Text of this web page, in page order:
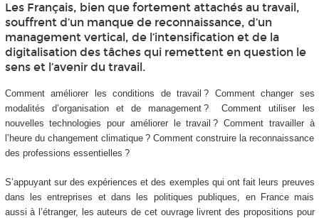
Les Français, bien que fortement attachés au travail,
souffrent d’un manque de reconnaissance, d’un
management vertical, de l’intensification et de la
digitalisation des tâches qui remettent en question le
sens et l’avenir du travail.
Comment améliorer les conditions de travail ? Comment changer ses
modalités d’organisation et de management ? Comment utiliser les
nouvelles technologies pour améliorer le travail ? Comment travailler à
l’heure du changement climatique ? Comment construire la reconnaissance
des professions essentielles ?
S’appuyant sur des expériences et des exemples qui ont fait leurs preuves
dans les entreprises et dans les politiques publiques, en France mais
aussi à l’étranger, les auteurs de cet ouvrage livrent des propositions pour